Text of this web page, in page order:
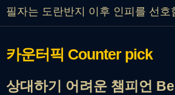
필자는 도란반지 이후 인피를 선호
카운터픽 Counter pick
상대하기 어려운 챔피언